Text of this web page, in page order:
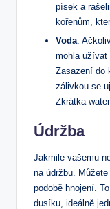
písek a
kořenům,
Voda:
mohla užívat
Zasazení do
zálivkou se
Zkrátka
Údržba
Jakmile vašemu
na údržbu.
podobě hnojení.
dusíku, ideálně